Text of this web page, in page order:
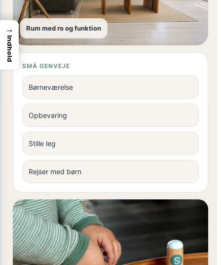
Rum med ro og funktion
SMÅ GENVEJE
Børneværelse
Opbevaring
Stille leg
Rejser med børn
→
Indhold